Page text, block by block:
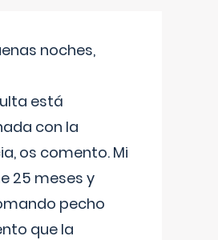
noches,
está
con la
os comento. Mi
25 meses y
pecho
que la